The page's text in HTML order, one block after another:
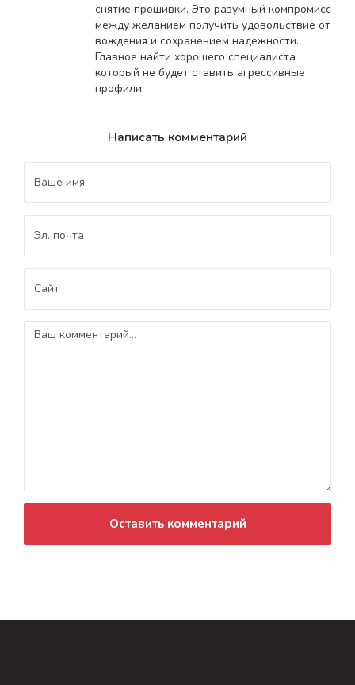
снятие прошивки. Это разумный компромисс
между желанием получить удовольствие от
вождения и сохранением надежности.
Главное найти хорошего специалиста
который не будет ставить агрессивные
профили.
Написать комментарий
Оставить комментарий